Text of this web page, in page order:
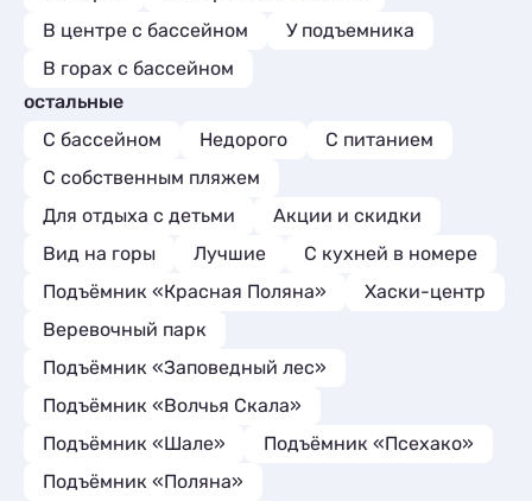
В центре с бассейном
У подъемника
В горах с бассейном
остальные
С бассейном
Недорого
С питанием
С собственным пляжем
Для отдыха с детьми
Акции и скидки
Вид на горы
Лучшие
C кухней в номере
Подъёмник «Красная Поляна»
Хаски-центр
Веревочный парк
Подъёмник «Заповедный лес»
Подъёмник «Волчья Скала»
Подъёмник «Шале»
Подъёмник «Псехако»
Подъёмник «Поляна»